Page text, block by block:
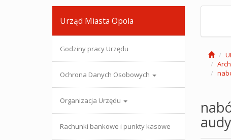
Urząd Miasta Opola
Godziny pracy Urzędu
Ochrona Danych Osobowych
Organizacja Urzędu
Rachunki bankowe i punkty kasowe